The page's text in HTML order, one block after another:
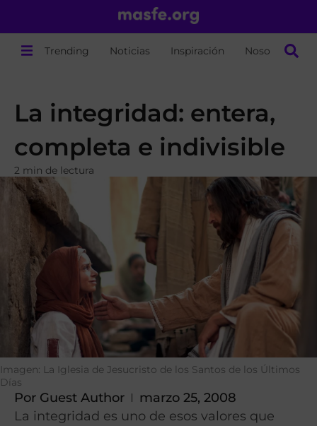
Trending Noticias Inspiración Nosotros
La integridad: entera,
completa e indivisible
2 min de lectura
Imagen: La Iglesia de Jesucristo de los Santos de los Últimos
Días
Por Guest Author
marzo 25, 2008
La integridad es uno de esos valores que